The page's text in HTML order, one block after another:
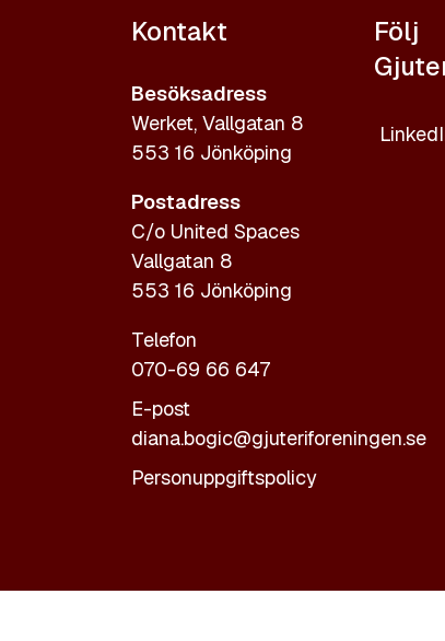
Kontakt
Besöksadress
Werket, Vallgatan 8
553 16 Jönköping
Postadress
C/o United Spaces
Vallgatan 8
553 16 Jönköping
Telefon
070-69 66 647
E-post
diana.bogic@gjuteriforeningen.se
Personuppgiftspolicy
Följ